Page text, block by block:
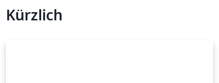
Kürzlich